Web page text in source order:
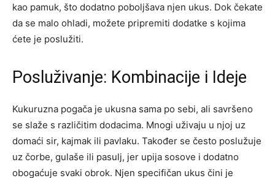
kao pamuk, što dodatno poboljšava njen ukus. Dok čekate
da se malo ohladi, možete pripremiti dodatke s kojima
ćete je poslužiti.
Posluživanje: Kombinacije i Ideje
Kukuruzna pogača je ukusna sama po sebi, ali savršeno
se slaže s različitim dodacima. Mnogi uživaju u njoj uz
domaći sir, kajmak ili pavlaku. Također se često poslužuje
uz čorbe, gulaše ili pasulj, jer upija sosove i dodatno
obogaćuje svaki obrok. Njen specifičan ukus čini je